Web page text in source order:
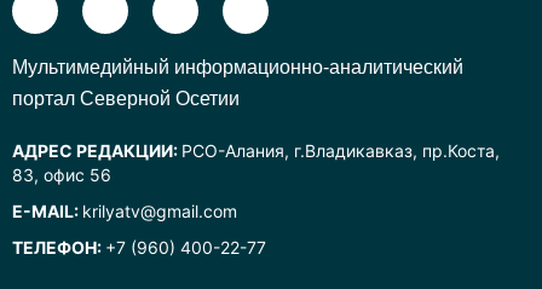
Mультимедийный информационно-аналитический
портал Северной Осетии
АДРЕС РЕДАКЦИИ: РСО-Алания, г.Владикавказ, пр.Коста,
83, офис 56
E-MAIL: krilyatv@gmail.com
ТЕЛЕФОН: +7 (960) 400-22-77